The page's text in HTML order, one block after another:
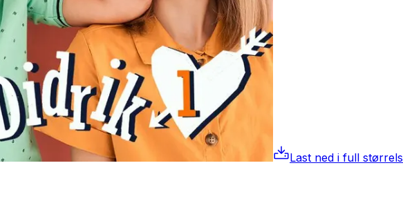
Last ned i full